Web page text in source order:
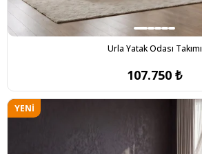
Urla Yatak Odası Takımı
107.750 ₺
YENI